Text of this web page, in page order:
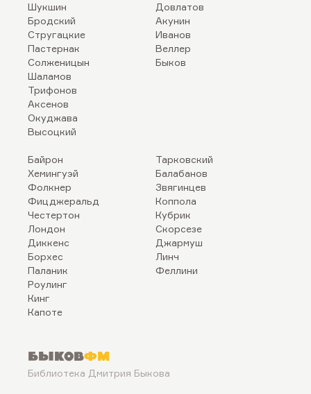
Шукшин
Бродский
Стругацкие
Пастернак
Солженицын
Шаламов
Трифонов
Аксенов
Окуджава
Высоцкий
Довлатов
Акунин
Иванов
Веллер
Быков
Байрон
Хемингуэй
Фолкнер
Фицджеральд
Честертон
Лондон
Диккенс
Борхес
Паланик
Роулинг
Кинг
Капоте
Тарковский
Балабанов
Звягинцев
Коппола
Кубрик
Скорсезе
Джармуш
Линч
Феллини
БыковФМ
Библиотека Дмитрия Быкова